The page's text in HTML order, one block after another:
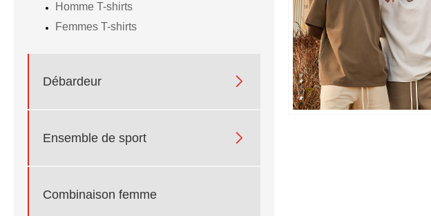
Homme T-shirts
Femmes T-shirts
Débardeur 
Ensemble de sport 
Combinaison femme